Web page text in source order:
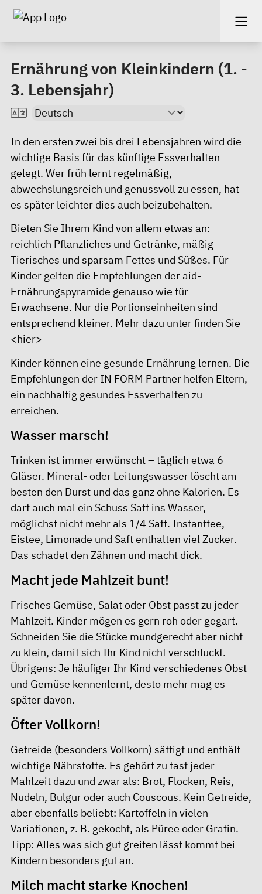
Ernährung von Kleinkindern (1. -
3. Lebensjahr)
In den ersten zwei bis drei Lebensjahren wird die
wichtige Basis für das künftige Essverhalten
gelegt. Wer früh lernt regelmäßig,
abwechslungsreich und genussvoll zu essen, hat
es später leichter dies auch beizubehalten.
Bieten Sie Ihrem Kind von allem etwas an:
reichlich Pflanzliches und Getränke, mäßig
Tierisches und sparsam Fettes und Süßes. Für
Kinder gelten die Empfehlungen der aid-
Ernährungspyramide genauso wie für
Erwachsene. Nur die Portionseinheiten sind
entsprechend kleiner. Mehr dazu unter finden Sie
<hier>
Kinder können eine gesunde Ernährung lernen. Die
Empfehlungen der IN FORM Partner helfen Eltern,
ein nachhaltig gesundes Essverhalten zu
erreichen.
Wasser marsch!
Trinken ist immer erwünscht – täglich etwa 6
Gläser. Mineral- oder Leitungswasser löscht am
besten den Durst und das ganz ohne Kalorien. Es
darf auch mal ein Schuss Saft ins Wasser,
möglichst nicht mehr als 1/4 Saft. Instanttee,
Eistee, Limonade und Saft enthalten viel Zucker.
Das schadet den Zähnen und macht dick.
Macht jede Mahlzeit bunt!
Frisches Gemüse, Salat oder Obst passt zu jeder
Mahlzeit. Kinder mögen es gern roh oder gegart.
Schneiden Sie die Stücke mundgerecht aber nicht
zu klein, damit sich Ihr Kind nicht verschluckt.
Übrigens: Je häuﬁger Ihr Kind verschiedenes Obst
und Gemüse kennenlernt, desto mehr mag es
später davon.
Öfter Vollkorn!
Getreide (besonders Vollkorn) sättigt und enthält
wichtige Nährstoffe. Es gehört zu fast jeder
Mahlzeit dazu und zwar als: Brot, Flocken, Reis,
Nudeln, Bulgur oder auch Couscous. Kein Getreide,
aber ebenfalls beliebt: Kartoffeln in vielen
Variationen, z. B. gekocht, als Püree oder Gratin.
Tipp: Alles was sich gut greifen lässt kommt bei
Kindern besonders gut an.
Milch macht starke Knochen!